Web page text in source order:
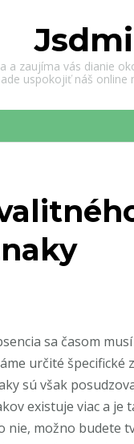
Jsdmi
a zaujíma vás dianie
uspokojiť náš online
sa časom
určité špecifické
sú však
existuje viac a je
nie, možno